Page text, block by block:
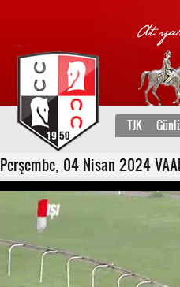
TJK
Perşembe, 04 Nisan 2024